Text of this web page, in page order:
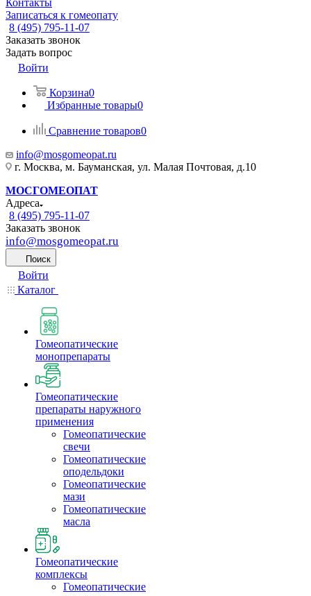
Контакты
Записаться к гомеопату
8 (495) 795-11-07
Заказать звонок
Задать вопрос
Войти
Корзина0
Избранные товары0
Сравнение товаров0
info@mosgomeopat.ru
г. Москва, м. Бауманская, ул. Малая Почтовая, д.10
МОСГОМЕОПАТ
Адреса
8 (495) 795-11-07
Заказать звонок
info@mosgomeopat.ru
Поиск
Войти
Каталог
Гомеопатические
монопрепараты
Гомеопатические
препараты наружного
применения
Гомеопатические
свечи
Гомеопатические
оподельдоки
Гомеопатические
мази
Гомеопатические
масла
Гомеопатические
комплексы
Гомеопатические